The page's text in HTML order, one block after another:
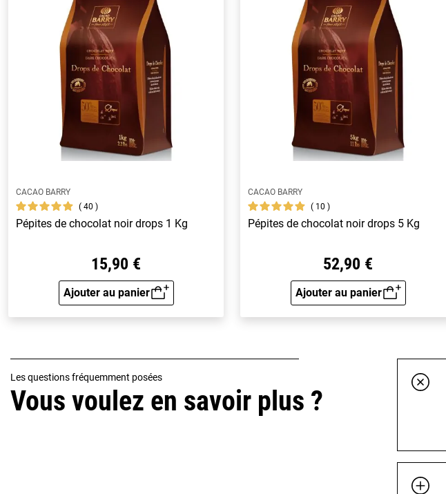
CACAO BARRY
40
Pépites de chocolat noir drops 1 Kg
15,90 €
Ajouter au panier
Aperçu rapide
CACAO BARRY
10
Pépites de chocolat noir drops 5 Kg
52,90 €
Ajouter au panier
Aperçu rapide
Les questions fréquemment posées
Vous voulez en savoir plus ?